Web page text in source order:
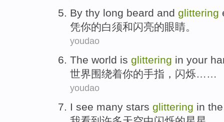
By thy long beard and glittering
凭你的白须和闪亮的眼睛。
youdao
The world is glittering in your
世界围绕着你的手指，闪烁……
youdao
I see many stars glittering in